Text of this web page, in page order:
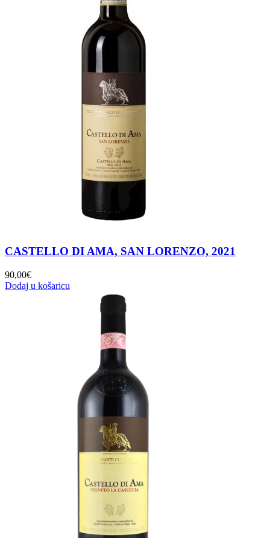
CASTELLO DI AMA, SAN LORENZO, 2021
90,00€
Dodaj u košaricu